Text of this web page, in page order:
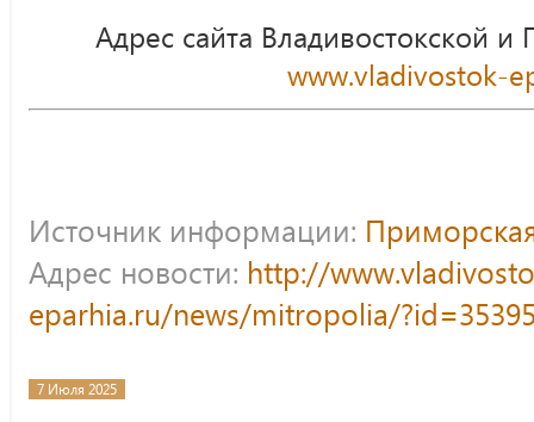
Адрес сайта Владивостокской
www.vladivostok-
Источник информации:
Адрес новости: http://
eparhia.ru/news/mitropolia/
7 Июля 2025